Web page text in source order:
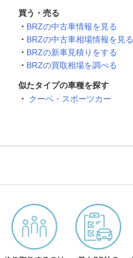
買う・売る
BRZの中古車情報を見る
BRZの中古車相場情報を見る
BRZの新車見積りをする
BRZの買取相場を調べる
似たタイプの車種を探す
クーペ・スポーツカー